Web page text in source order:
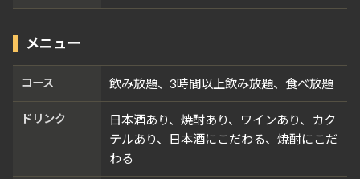
メニュー
コース 飲み放題、3時間以上飲み放題、食べ放題
ドリンク
日本酒あり、焼酎あり、ワインあり、カク
テルあり、日本酒にこだわる、焼酎にこだ
わる